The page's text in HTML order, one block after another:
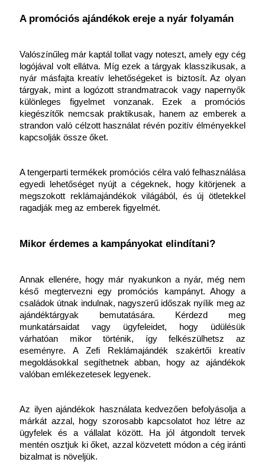
A promóciós ajándékok ereje a nyár folyamán
Valószínűleg már kaptál tollat vagy noteszt, amely egy cég
logójával volt ellátva. Míg ezek a tárgyak klasszikusak, a
nyár másfajta kreatív lehetőségeket is biztosít. Az olyan
tárgyak, mint a logózott strandmatracok vagy napernyők
különleges figyelmet vonzanak. Ezek a promóciós
kiegészítők nemcsak praktikusak, hanem az emberek a
strandon való célzott használat révén pozitív élményekkel
kapcsolják össze őket.
A tengerparti termékek promóciós célra való felhasználása
egyedi lehetőséget nyújt a cégeknek, hogy kitörjenek a
megszokott reklámajándékok világából, és új ötletekkel
ragadják meg az emberek figyelmét.
Mikor érdemes a kampányokat elindítani?
Annak ellenére, hogy már nyakunkon a nyár, még nem
késő megtervezni egy promóciós kampányt. Ahogy a
családok útnak indulnak, nagyszerű időszak nyílik meg az
ajándéktárgyak bemutatására. Kérdezd meg
munkatársaidat vagy ügyfeleidet, hogy üdülésük
várhatóan mikor történik, így felkészülhetsz az
eseményre. A Zefi Reklámajándék szakértői kreatív
megoldásokkal segíthetnek abban, hogy az ajándékok
valóban emlékezetesek legyenek.
Az ilyen ajándékok használata kedvezően befolyásolja a
márkát azzal, hogy szorosabb kapcsolatot hoz létre az
ügyfelek és a vállalat között. Ha jól átgondolt tervek
mentén osztjuk ki őket, azzal közvetett módon a cég iránti
bizalmat is növeljük.